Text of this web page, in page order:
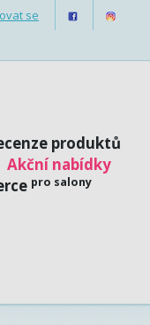
se
produktů
Akční nabídky
pro salony